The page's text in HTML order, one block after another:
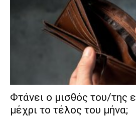
Φτάνει ο μισθός του/της
μέχρι το τέλος του μήνα;